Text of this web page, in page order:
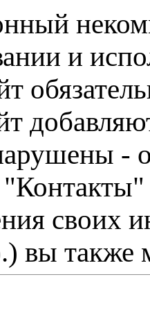
и
-
своих
вы также